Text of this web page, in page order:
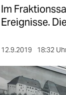
Im
Ereignisse.
12.9.2019 18:32